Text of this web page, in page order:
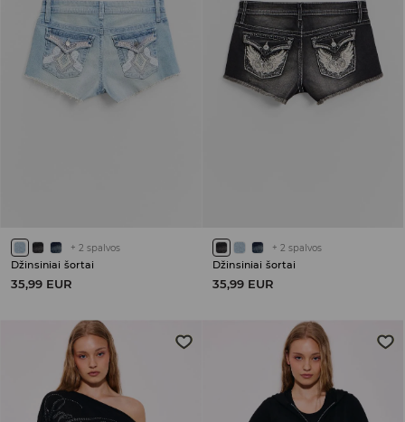
+ 2 spalvos
Džinsiniai šortai
35,99 EUR
+ 2 spalvos
Džinsiniai šortai
35,99 EUR